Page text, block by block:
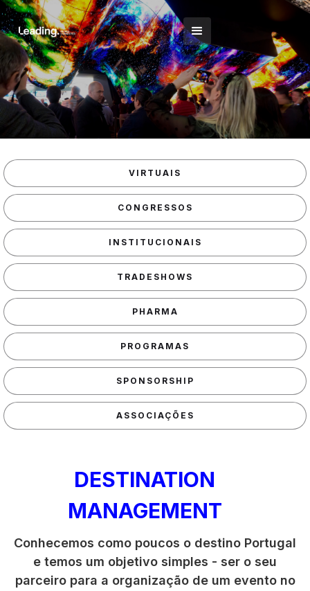
VIRTUAIS
CONGRESSOS
INSTITUCIONAIS
TRADESHOWS
PHARMA
PROGRAMAS
SPONSORSHIP
ASSOCIAÇÕES
DESTINATION
MANAGEMENT
Conhecemos como poucos o destino Portugal
e temos um objetivo simples - ser o seu
parceiro para a organização de um evento no